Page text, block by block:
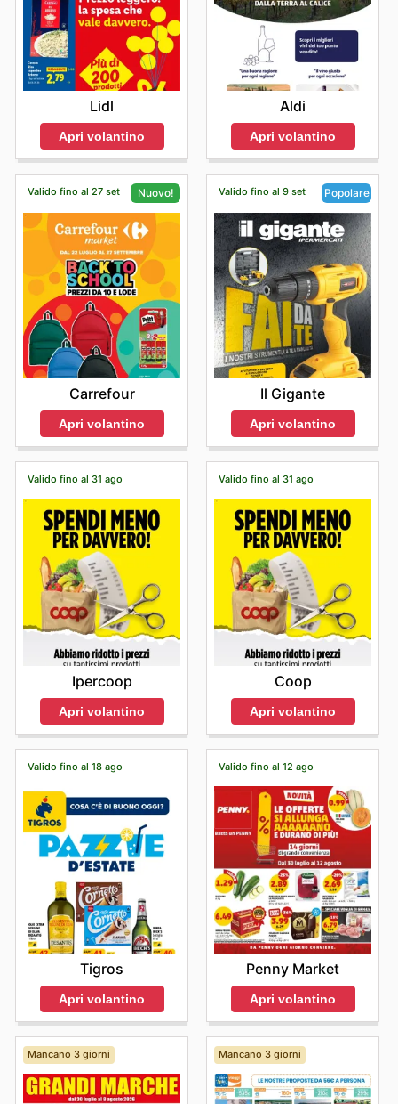
Lidl
Apri volantino
Aldi
Apri volantino
Valido fino al 27 set Nuovo!
Carrefour
Apri volantino
Valido fino al 9 set Popolare
Il Gigante
Apri volantino
Valido fino al 31 ago
Ipercoop
Apri volantino
Valido fino al 31 ago
Coop
Apri volantino
Valido fino al 18 ago
Tigros
Apri volantino
Valido fino al 12 ago
Penny Market
Apri volantino
Mancano 3 giorni Mancano 3 giorni